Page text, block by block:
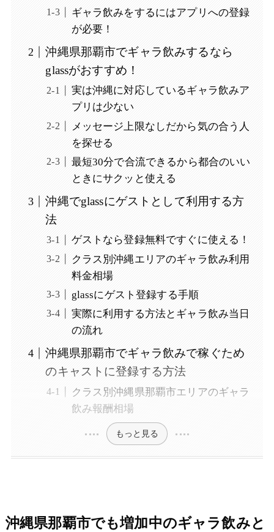
ギャラ飲みをするにはアプリへの登録
が必要！
沖縄県那覇市でギャラ飲みするなら
glassがおすすめ！
実は沖縄に対応しているギャラ飲みア
プリは少ない
メッセージ上限なしだから気の合う人
を探せる
最短30分で合流できるから都合のいい
ときにサクッと使える
沖縄でglassにゲストとして利用する方
法
ゲストなら登録無料ですぐに使える！
クラス別沖縄エリアのギャラ飲み利用
料金相場
glassにゲスト登録する手順
実際に利用する方法とギャラ飲み当日
の流れ
沖縄県那覇市でギャラ飲みで稼ぐため
のキャストに登録する方法
クラス別沖縄県那覇市エリアのギャラ
飲み報酬相場
もっと見る
沖縄県那覇市でも増加中のギャラ飲みと